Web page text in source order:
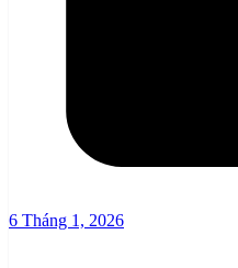
6 Tháng 1, 2026